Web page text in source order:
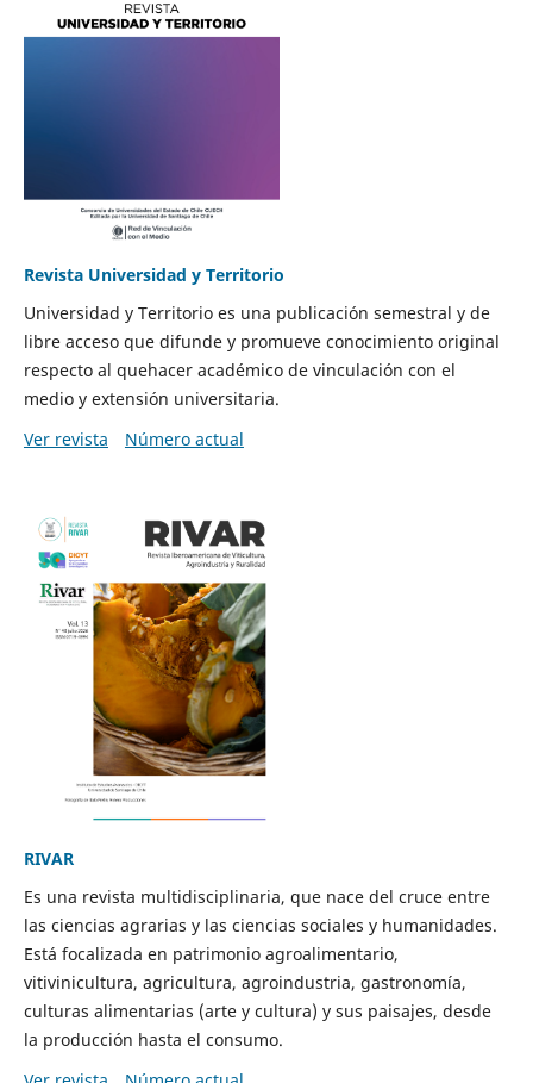
Revista Universidad y Territorio
Universidad y Territorio es una publicación semestral y de
libre acceso que difunde y promueve conocimiento original
respecto al quehacer académico de vinculación con el
medio y extensión universitaria.
Ver revista
Número actual
RIVAR
Es una revista multidisciplinaria, que nace del cruce entre
las ciencias agrarias y las ciencias sociales y humanidades.
Está focalizada en patrimonio agroalimentario,
vitivinicultura, agricultura, agroindustria, gastronomía,
culturas alimentarias (arte y cultura) y sus paisajes, desde
la producción hasta el consumo.